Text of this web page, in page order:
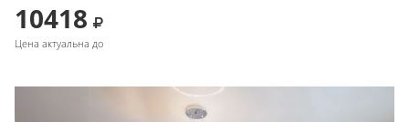
10418
Цена актуальна до